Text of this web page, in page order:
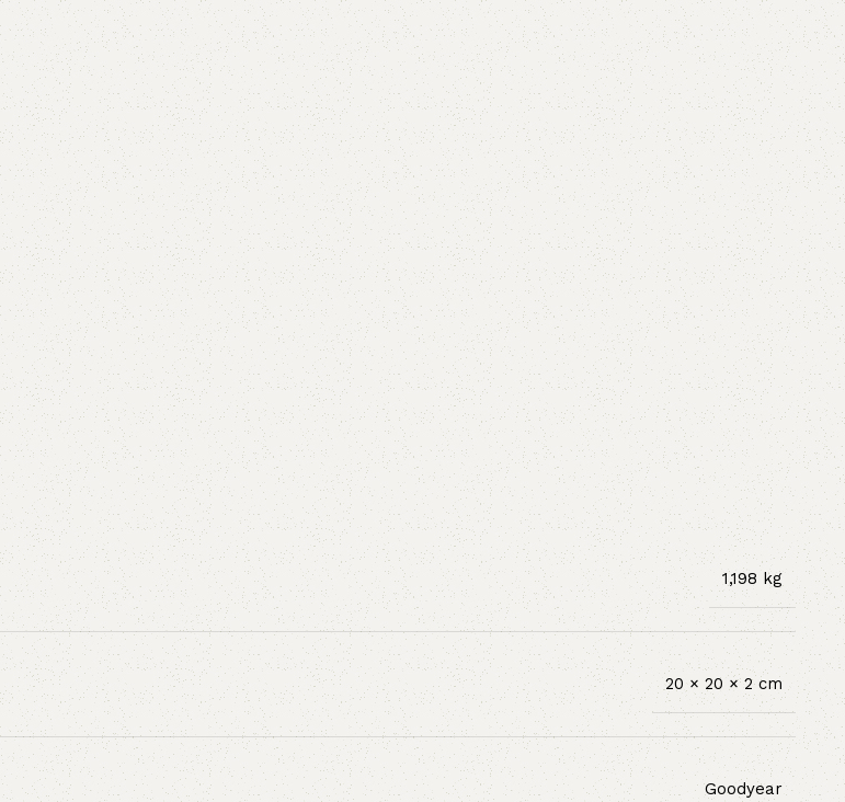
1,198 kg
20 × 20 × 2 cm
Goodyear